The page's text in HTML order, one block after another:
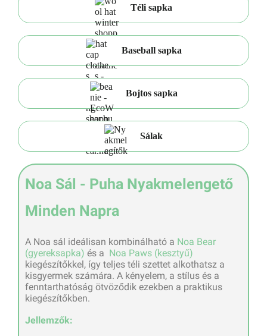
Téli sapka
Baseball sapka
Bojtos sapka
Sálak
Noa Sál - Puha Nyakmelengető
Minden Napra
A Noa sál ideálisan kombinálható a Noa Bear
(gyereksapka) és a Noa Paws (kesztyű)
kiegészítőkkel, így teljes téli szettet alkothatsz a
kisgyermek számára. A kényelem, a stílus és a
fenntarthatóság ötvöződik ezekben a praktikus
kiegészítőkben.
Jellemzők: